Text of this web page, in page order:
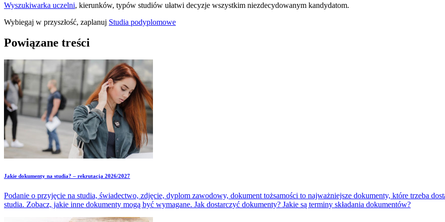
Wyszukiwarka uczelni, kierunków, typów studiów ułatwi decyzje wszystkim niezdecydowanym kandydatom.
Wybiegaj w przyszłość, zaplanuj Studia podyplomowe
Powiązane treści
Jakie dokumenty na studia? – rekrutacja 2026/2027
Podanie o przyjęcie na studia, świadectwo, zdjęcie, dyplom zawodowy, dokument tożsamości to najważniejsze dokumenty, które trzeba
studia. Zobacz, jakie inne dokumenty mogą być wymagane. Jak dostarczyć dokumenty? Jakie są terminy składania dokumentów?